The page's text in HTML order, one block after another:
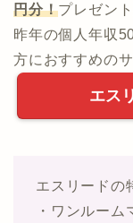
円分！プレゼン
昨年の個人年収
方におすすめの
エス
エスリードの
・ワンルー